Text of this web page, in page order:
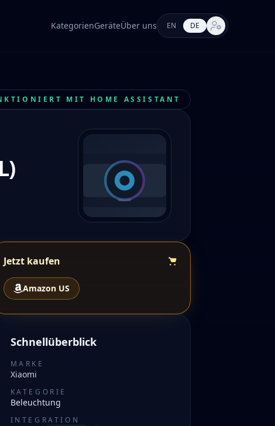
KategorienGeräteÜber uns EN DE Markt-
MIT HOME ASSISTANT
Jetzt kaufen
Amazon US
Schnellüberblick
MARKE
Xiaomi
KATEGORIE
Beleuchtung
INTEGRATION